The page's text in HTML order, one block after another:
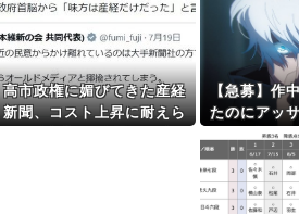
高市政権に媚びてきた産経
新聞、コスト上昇に耐えら
【急募】作
たのにアッ
ラ←誰そ